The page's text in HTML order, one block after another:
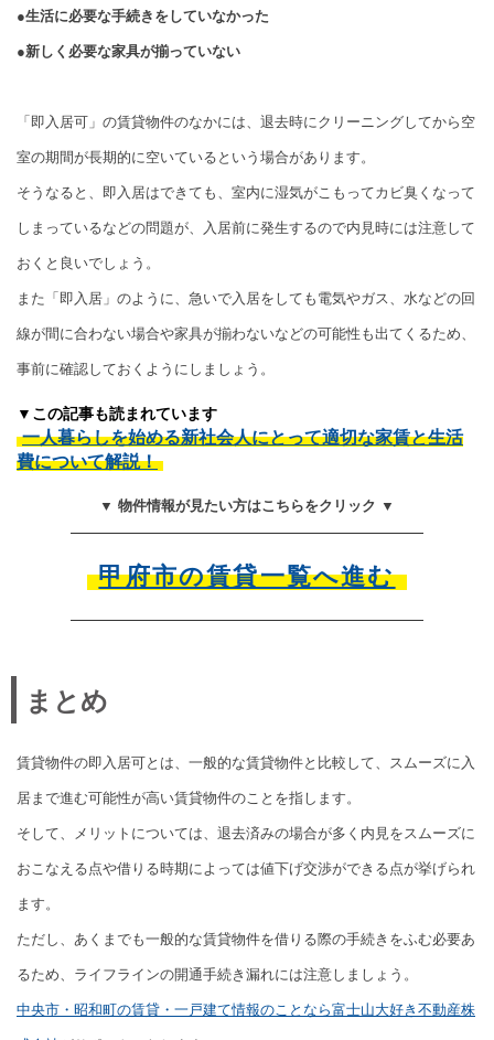
●生活に必要な手続きをしていなかった
●新しく必要な家具が揃っていない
「即入居可」の賃貸物件のなかには、退去時にクリーニングしてから空
室の期間が長期的に空いているという場合があります。
そうなると、即入居はできても、室内に湿気がこもってカビ臭くなって
しまっているなどの問題が、入居前に発生するので内見時には注意して
おくと良いでしょう。
また「即入居」のように、急いで入居をしても電気やガス、水などの回
線が間に合わない場合や家具が揃わないなどの可能性も出てくるため、
事前に確認しておくようにしましょう。
▼この記事も読まれています
一人暮らしを始める新社会人にとって適切な家賃と生活
費について解説！
▼ 物件情報が見たい方はこちらをクリック ▼
甲府市の賃貸一覧へ進む
まとめ
賃貸物件の即入居可とは、一般的な賃貸物件と比較して、スムーズに入
居まで進む可能性が高い賃貸物件のことを指します。
そして、メリットについては、退去済みの場合が多く内見をスムーズに
おこなえる点や借りる時期によっては値下げ交渉ができる点が挙げられ
ます。
ただし、あくまでも一般的な賃貸物件を借りる際の手続きをふむ必要あ
るため、ライフラインの開通手続き漏れには注意しましょう。
中央市・昭和町の賃貸・一戸建て情報のことなら富士山大好き不動産株